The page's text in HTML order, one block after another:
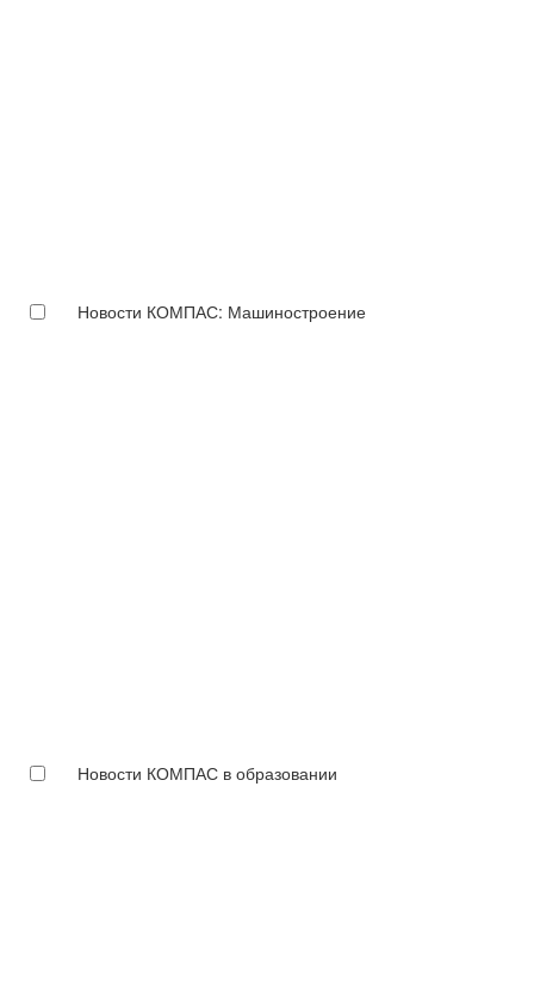
Новости КОМПАС: Машиностроение
Новости КОМПАС в образовании